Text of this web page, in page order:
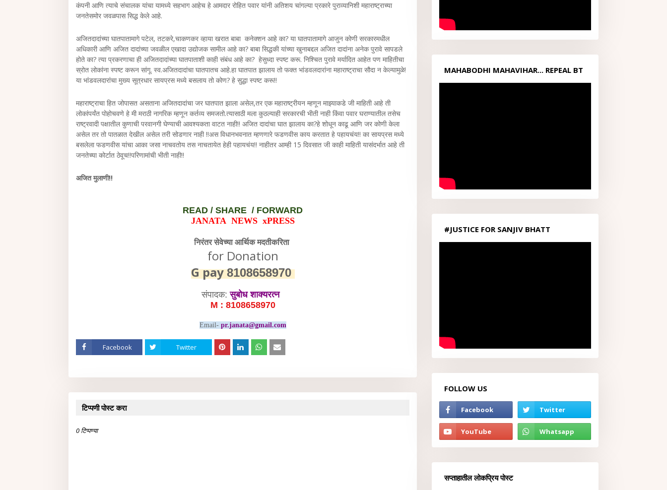
कंपनी आणि त्याचे संचालक यांचा यामध्ये सहभाग आहेच हे आमदार रोहित पवार यांनी अतिशय चांगल्या प्रकारे पुराव्यानिशी महाराष्ट्राच्या
जनतेसमोर जवळपास सिद्ध केले आहे.
अजितदादांच्या घातपातामागे पटेल, तटकरे,चाकणकर व्हाया खरात बाबा कनेक्शन आहे का? या घातपातामागे आजुन कोणी सरकारमधील
अधिकारी आणि अजित दादांच्या जवळील एखादा उद्योजक सामील आहे का? बाबा सिद्धकी यांच्या खुनाबद्दल अजित दादांना अनेक पुरावे सापडले
होते का? त्या प्रकरणाचा ही अजितदादांच्या घातपाताशी काही संबंध आहे का? हेसुध्दा स्पष्ट करू. निश्चित पुरावे मर्यादित आहेत पण माहितीचा
स्रोत लोकांना स्पष्ट करून सांगू. स्व.अजितदादांचा घातपातच आहे.हा घातपात झालाय तो फक्त भांडवलदारांना महाराष्ट्राचा सौदा न केल्यामुळे!
या भांडवलदारांचा मुख्य सूत्रधार सायप्रस मध्ये बसलाय तो कोण? हे सुद्धा स्पष्ट करू!!
महाराष्ट्राचा हित जोपासत असताना अजितदादांचा जर घातपात झाला असेल,तर एक महाराष्ट्रीयन म्हणून माझ्याकडे जी माहिती आहे ती
लोकांपर्यंत पोहोचवणे हे मी मराठी नागरिक म्हणून कर्तव्य समजतो.त्यासाठी मला कुठल्याही सरकारची भीती नाही किंवा पवार घराण्यातील तसेच
राष्ट्रवादी पक्षातील कुणाची परवानगी घेण्याची आवश्यकता वाटत नाही!! अजित दादांचा घात झालाय का?हे शोधून काढू आणि जर कोणी केला
असेल तर तो पातळात देखील असेल तरी सोडणार नाही !!अस विधानभवनात म्हणणारे फडणवीस काय करतात हे पहायचंय!! का सायप्रस मध्ये
बसलेला फडणवीस यांचा आका जसा नाचवतोय तस नाचतायेत हेही पहायचंय!! नाहीतर आम्ही 15 दिवसात जी काही माहिती यासंदर्भात आहे ती
जनतेच्या कोर्टात ठेवूच!!परिणामांची भीती नाही!!
अजित मुलाणी!!
READ / SHARE / FORWARD
JANATA NEWS xPRESS
निरंतर सेवेच्या आर्थिक मदतीकरिता
for Donation
G pay8108658970
संपादक:सुबोध शाक्यरत्न
M : 8108658970
Email- pr.janata@gmail.com
Facebook Twitter
टिप्पणी पोस्ट करा
0 टिप्पण्या
MAHABODHI MAHAVIHAR... REPEAL BT
ACT1949...
#JUSTICE FOR SANJIV BHATT
FOLLOW US
सप्ताहातील लोकप्रिय पोस्ट